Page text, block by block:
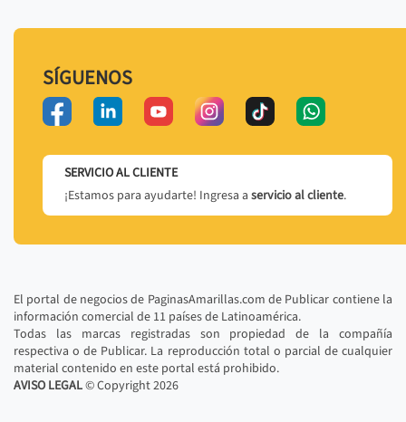
SÍGUENOS
SERVICIO AL CLIENTE
¡Estamos para ayudarte! Ingresa a servicio al cliente.
El portal de negocios de PaginasAmarillas.com de Publicar contiene la
información comercial de 11 países de Latinoamérica.
Todas las marcas registradas son propiedad de la compañía
respectiva o de Publicar. La reproducción total o parcial de cualquier
material contenido en este portal está prohibido.
AVISO LEGAL© Copyright2026